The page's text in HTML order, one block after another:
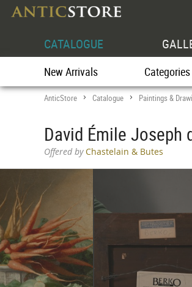
CATALOGUE
New Arrivals Categories
AnticStore > Catalogue > Paintings &
David Émile Joseph
Offered byChastelain & Butes